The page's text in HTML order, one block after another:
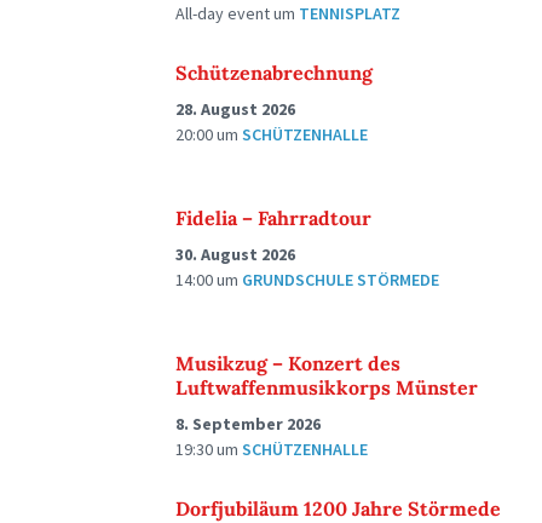
All-day eventum TENNISPLATZ
Schützenabrechnung
28. August 2026
20:00um SCHÜTZENHALLE
Fidelia – Fahrradtour
30. August 2026
14:00um GRUNDSCHULE STÖRMEDE
Musikzug – Konzert des
Luftwaffenmusikkorps Münster
8. September 2026
19:30um SCHÜTZENHALLE
Dorfjubiläum 1200 Jahre Störmede